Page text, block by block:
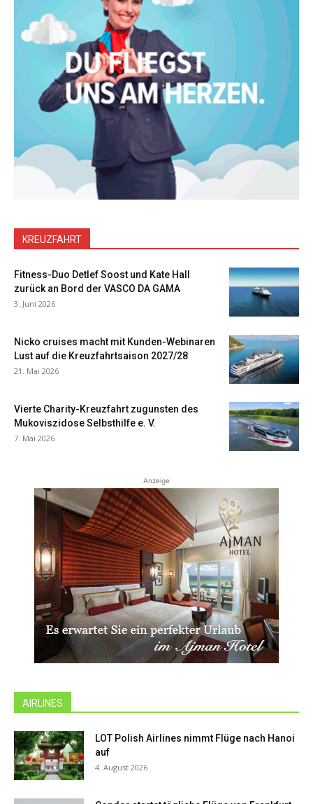
KREUZFAHRT
Fitness-Duo Detlef Soost und Kate Hall
zurück an Bord der VASCO DA GAMA
3. Juni 2026
Nicko cruises macht mit Kunden-Webinaren
Lust auf die Kreuzfahrtsaison 2027/28
21. Mai 2026
Vierte Charity-Kreuzfahrt zugunsten des
Mukoviszidose Selbsthilfe e. V.
7. Mai 2026
Anzeige
AIRLINES
LOT Polish Airlines nimmt Flüge nach Hanoi
auf
4. August 2026